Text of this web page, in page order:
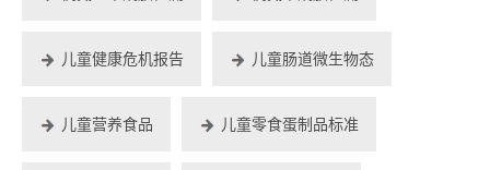
儿童健康危机报告 儿童肠道微生物态
儿童营养食品 儿童零食蛋制品标准